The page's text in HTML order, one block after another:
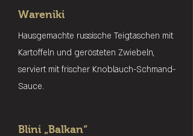
Wareniki
Hausgemachte russische Teigtaschen mit
Kartoffeln und gerösteten Zwiebeln,
serviert mit frischer Knoblauch-Schmand-
Sauce.
Blini „Balkan“